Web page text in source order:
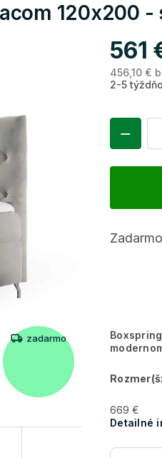
120x200 -
zadarmo
561
456,10 €
2-5
669 €
Detailné